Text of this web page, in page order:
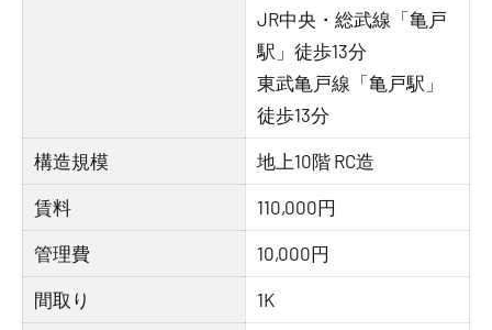
JR中央・総武線「亀戸
駅」徒歩13分
東武亀戸線「亀戸駅」
徒歩13分
構造規模 地上10階 RC造
賃料 110,000円
管理費 10,000円
間取り 1K